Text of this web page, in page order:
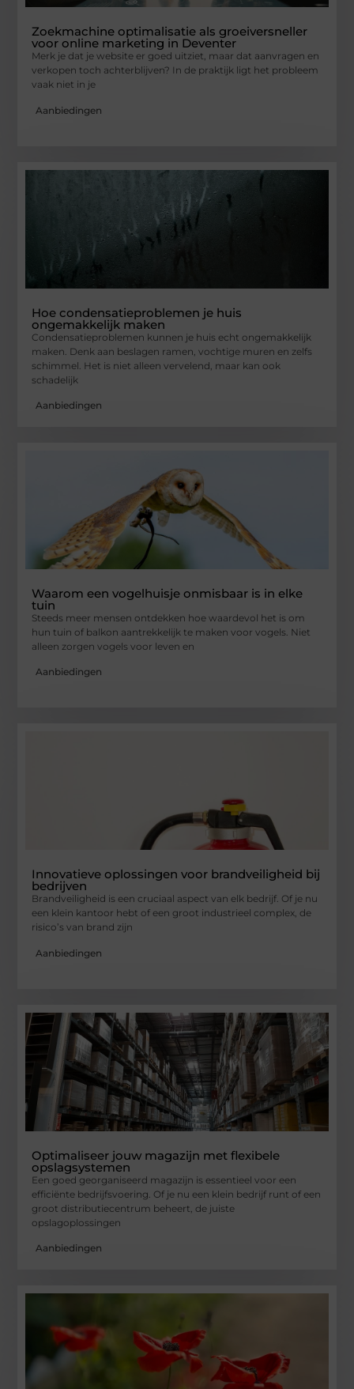
Zoekmachine optimalisatie als groeiversneller
voor online marketing in Deventer
Merk je dat je website er goed uitziet, maar dat aanvragen en
verkopen toch achterblijven? In de praktijk ligt het probleem
vaak niet in je
Aanbiedingen
Hoe condensatieproblemen je huis
ongemakkelijk maken
Condensatieproblemen kunnen je huis echt ongemakkelijk
maken. Denk aan beslagen ramen, vochtige muren en zelfs
schimmel. Het is niet alleen vervelend, maar kan ook
schadelijk
Aanbiedingen
Waarom een vogelhuisje onmisbaar is in elke
tuin
Steeds meer mensen ontdekken hoe waardevol het is om
hun tuin of balkon aantrekkelijk te maken voor vogels. Niet
alleen zorgen vogels voor leven en
Aanbiedingen
Innovatieve oplossingen voor brandveiligheid bij
bedrijven
Brandveiligheid is een cruciaal aspect van elk bedrijf. Of je nu
een klein kantoor hebt of een groot industrieel complex, de
risico’s van brand zijn
Aanbiedingen
Optimaliseer jouw magazijn met flexibele
opslagsystemen
Een goed georganiseerd magazijn is essentieel voor een
efficiënte bedrijfsvoering. Of je nu een klein bedrijf runt of een
groot distributiecentrum beheert, de juiste
opslagoplossingen
Aanbiedingen